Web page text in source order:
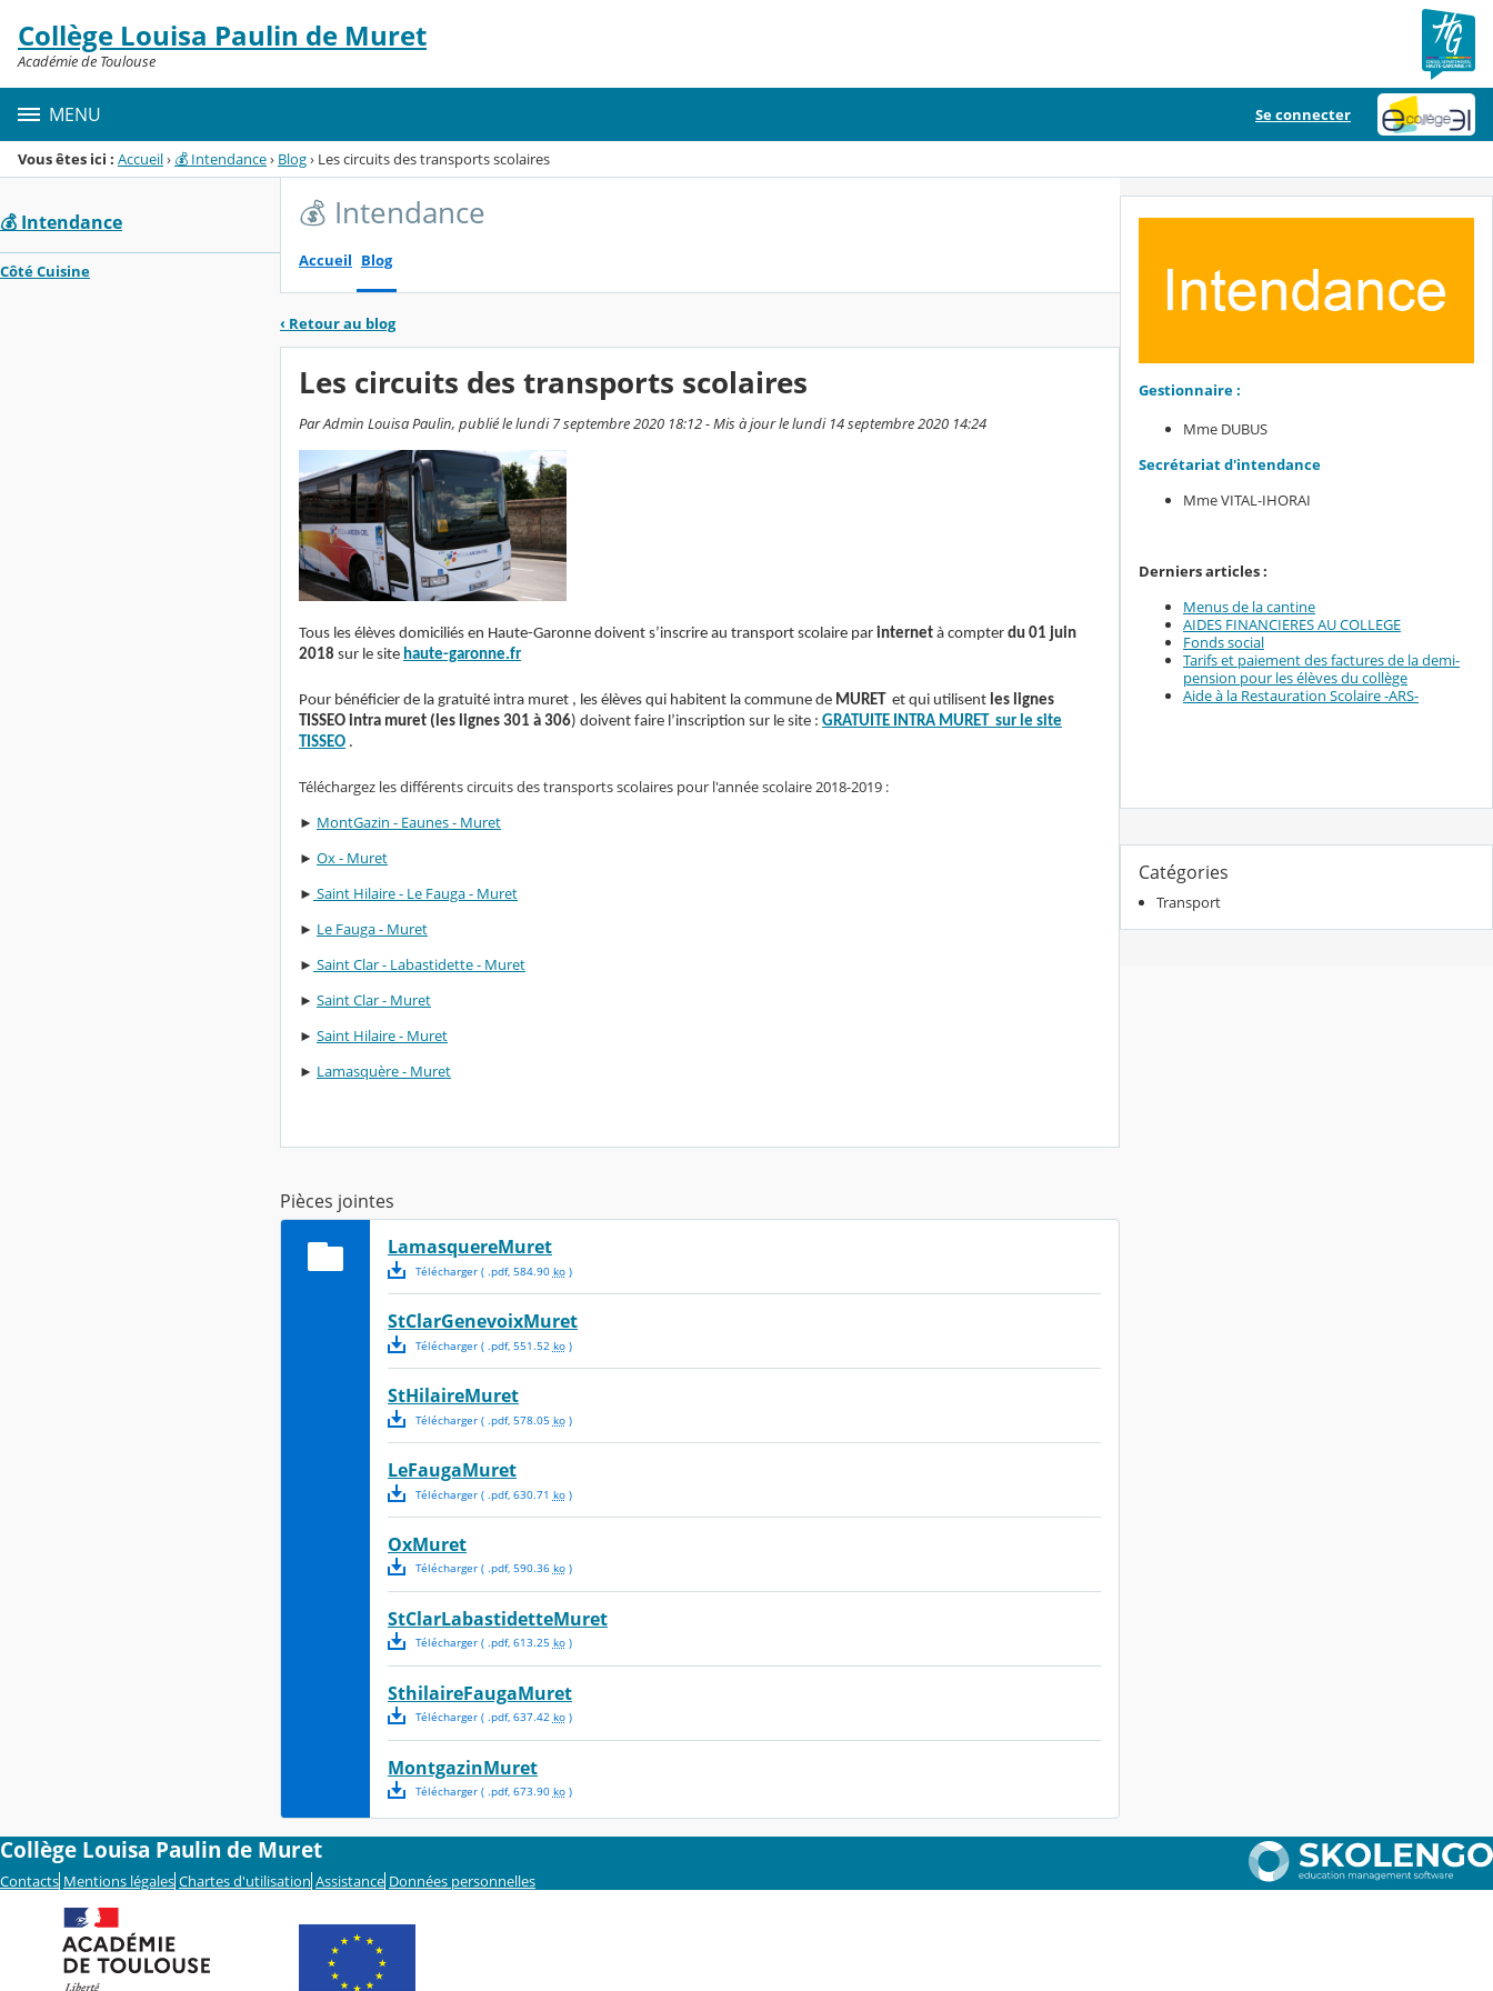
Menu de la rubrique
Contenu
Collège Louisa Paulin de Muret
Académie de Toulouse
MENU Se connecter
Vous êtes ici : Accueil› 💰 Intendance› Blog› Les circuits des transports scolaires
💰 Intendance
Côté Cuisine
💰 Intendance
Accueil Blog
‹ Retour au blog
Les circuits des transports scolaires
Par Admin Louisa Paulin, publié le lundi 7 septembre 2020 18:12 - Mis à jour le lundi 14 septembre 2020 14:24
Tous les élèves domiciliés en Haute-Garonne doivent s’inscrire au transport scolaire par internet à compter du 01 juin
2018 sur le site haute-garonne.fr
Pour bénéficier de la gratuité intra muret , les élèves qui habitent la commune de MURET et qui utilisent les lignes
TISSEO intra muret (les lignes 301 à 306) doivent faire l’inscription sur le site : GRATUITE INTRA MURET sur le site
TISSEO .
Téléchargez les différents circuits des transports scolaires pour l'année scolaire 2018-2019 :
► MontGazin - Eaunes - Muret
► Ox - Muret
► Saint Hilaire - Le Fauga - Muret
► Le Fauga - Muret
► Saint Clar - Labastidette - Muret
► Saint Clar - Muret
► Saint Hilaire - Muret
► Lamasquère - Muret
Pièces jointes
LamasquereMuret
Télécharger( .pdf, 584.90 ko)
StClarGenevoixMuret
Télécharger( .pdf, 551.52 ko)
StHilaireMuret
Télécharger( .pdf, 578.05 ko)
LeFaugaMuret
Télécharger( .pdf, 630.71 ko)
OxMuret
Télécharger( .pdf, 590.36 ko)
StClarLabastidetteMuret
Télécharger( .pdf, 613.25 ko)
SthilaireFaugaMuret
Télécharger( .pdf, 637.42 ko)
MontgazinMuret
Télécharger( .pdf, 673.90 ko)
Gestionnaire :
Mme DUBUS
Secrétariat d'intendance
Mme VITAL-IHORAI
Derniers articles :
Menus de la cantine
AIDES FINANCIERES AU COLLEGE
Fonds social
Tarifs et paiement des factures de la demi-
pension pour les élèves du collège
Aide à la Restauration Scolaire -ARS-
Catégories
Transport
Collège Louisa Paulin de Muret
Contacts Mentions légales Chartes d'utilisation Assistance Données personnelles